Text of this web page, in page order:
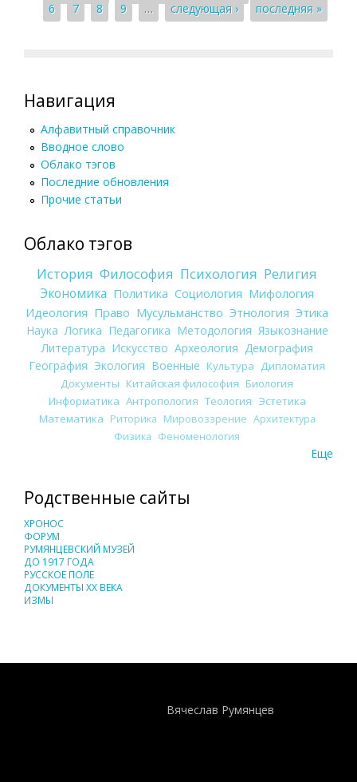
6
7 8 9 … следующая › последняя »
Навигация
Алфавитный справочник
Вводное слово
Облако тэгов
Последние обновления
Прочие статьи
Облако тэгов
История Философия Психология Религия
Экономика Политика Социология Мифология
Идеология Право Мусульманство Этнология Этика
Наука Логика Педагогика Методология Языкознание
Литература Искусство Археология Демография
География Экология Военные Культура
Дипломатия
Документы Китайская философия Биология
Информатика Антропология Теология Эстетика
Математика Риторика Мировоззрение Архитектура
Физика Феноменология
Еще
Родственные сайты
ХРОНОС
ФОРУМ
РУМЯНЦЕВСКИЙ МУЗЕЙ
ДО 1917 ГОДА
РУССКОЕ ПОЛЕ
ДОКУМЕНТЫ XX ВЕКА
ИЗМЫ
Вячеслав Румянцев